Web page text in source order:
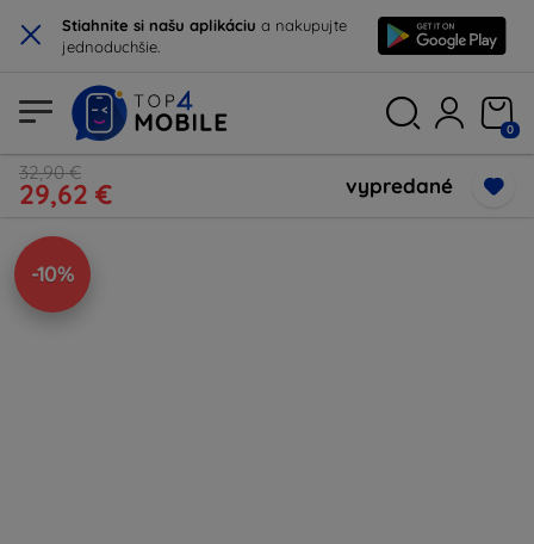
× Stiahnite si našu aplikáciu a nakupujte
jednoduchšie.
0
32,90 €
29,62 € vypredané
-10%